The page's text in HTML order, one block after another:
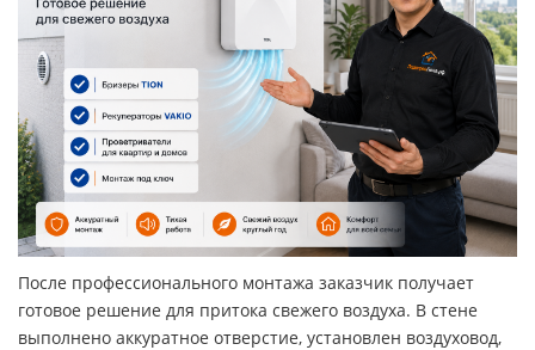
После профессионального монтажа заказчик получает
готовое решение для притока свежего воздуха. В стене
выполнено аккуратное отверстие, установлен воздуховод,